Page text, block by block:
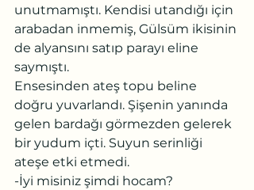
unutmamıştı. Kendisi utandığı için
arabadan inmemiş, Gülsüm ikisinin
de alyansını satıp parayı eline
saymıştı.
Ensesinden ateş topu beline
doğru yuvarlandı. Şişenin yanında
gelen bardağı görmezden gelerek
bir yudum içti. Suyun serinliği
ateşe etki etmedi.
-İyi misiniz şimdi hocam?